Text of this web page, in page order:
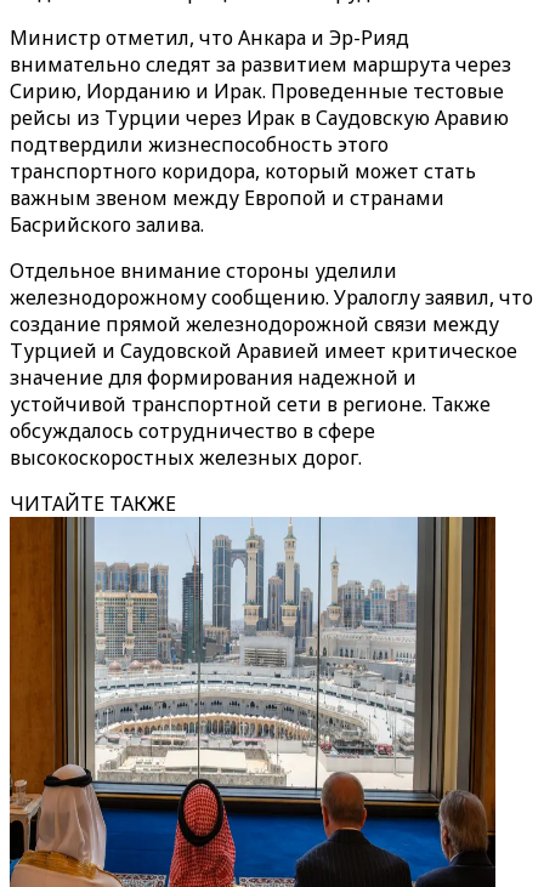
Министр отметил, что Анкара и Эр-Рияд
внимательно следят за развитием маршрута через
Сирию, Иорданию и Ирак. Проведенные тестовые
рейсы из Турции через Ирак в Саудовскую Аравию
подтвердили жизнеспособность этого
транспортного коридора, который может стать
важным звеном между Европой и странами
Басрийского залива.
Отдельное внимание стороны уделили
железнодорожному сообщению. Уралоглу заявил, что
создание прямой железнодорожной связи между
Турцией и Саудовской Аравией имеет критическое
значение для формирования надежной и
устойчивой транспортной сети в регионе. Также
обсуждалось сотрудничество в сфере
высокоскоростных железных дорог.
ЧИТАЙТЕ ТАКЖЕ